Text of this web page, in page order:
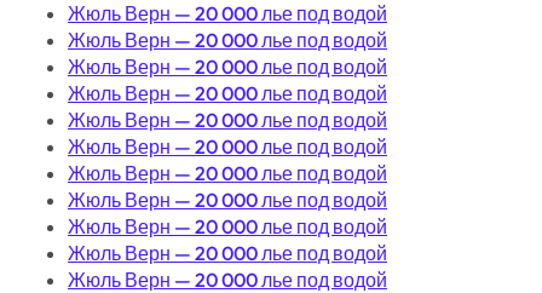
Жюль Верн — 20 000 лье под водой
Жюль Верн — 20 000 лье под водой
Жюль Верн — 20 000 лье под водой
Жюль Верн — 20 000 лье под водой
Жюль Верн — 20 000 лье под водой
Жюль Верн — 20 000 лье под водой
Жюль Верн — 20 000 лье под водой
Жюль Верн — 20 000 лье под водой
Жюль Верн — 20 000 лье под водой
Жюль Верн — 20 000 лье под водой
Жюль Верн — 20 000 лье под водой